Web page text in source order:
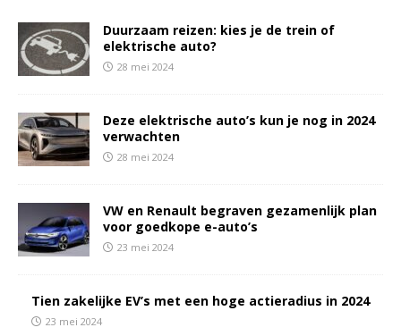
Duurzaam reizen: kies je de trein of
elektrische auto?
28 mei 2024
Deze elektrische auto’s kun je nog in 2024
verwachten
28 mei 2024
VW en Renault begraven gezamenlijk plan
voor goedkope e-auto’s
23 mei 2024
Tien zakelijke EV’s met een hoge actieradius in 2024
23 mei 2024